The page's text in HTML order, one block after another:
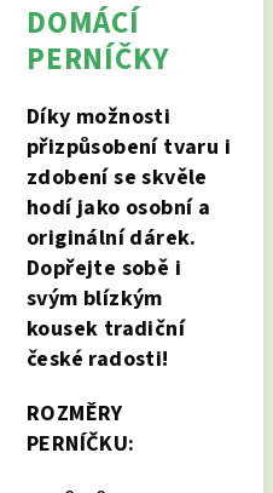
DOMÁCÍ
PERNÍČKY
Díky možnosti
přizpůsobení tvaru i
zdobení se skvěle
hodí jako osobní a
originální dárek.
Dopřejte sobě i
svým blízkým
kousek tradiční
české radosti!
ROZMĚRY
PERNÍČKU: